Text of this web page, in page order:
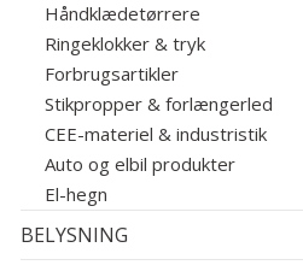
Håndklædetørrere
Ringeklokker & tryk
Forbrugsartikler
Stikpropper & forlængerled
CEE-materiel & industristik
Auto og elbil produkter
El-hegn
BELYSNING